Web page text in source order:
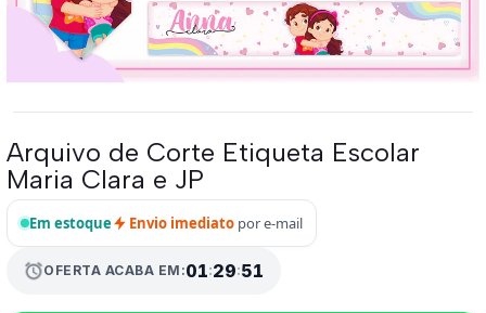
Arquivo de Corte Etiqueta Escolar
Maria Clara e JP
Em estoque Envio imediato por e-mail
alarmOFERTA ACABA EM:01:29:51